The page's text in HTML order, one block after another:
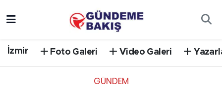
İzmir Foto Galeri Video Galeri
GÜNDEM